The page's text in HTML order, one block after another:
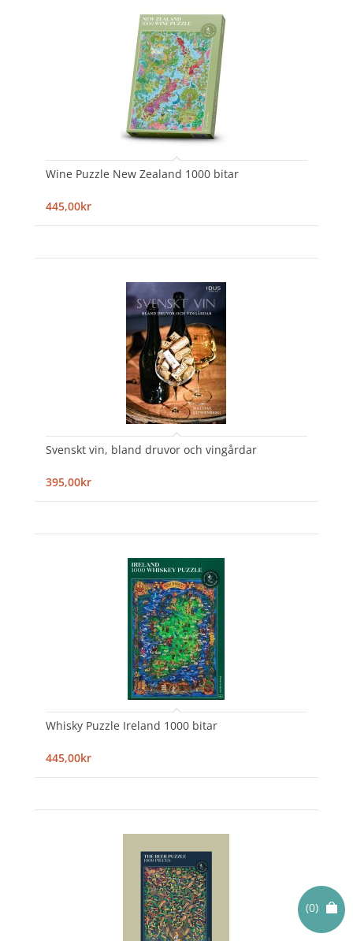
(0)
Wine Puzzle New Zealand 1000 bitar
445,00kr
Svenskt vin, bland druvor och vingårdar
395,00kr
Whisky Puzzle Ireland 1000 bitar
445,00kr